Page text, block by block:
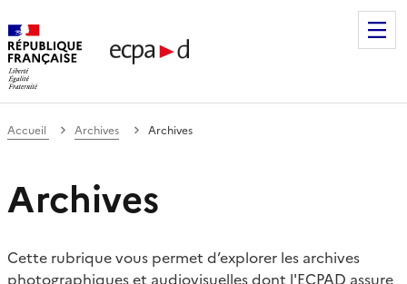
de communication et de production
Accueil Archives Archives
Archives
Cette rubrique vous permet d’explorer les archives
photographiques et audiovisuelles dont l'ECPAD assure